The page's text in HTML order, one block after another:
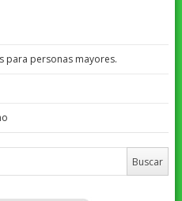
para personas mayores.